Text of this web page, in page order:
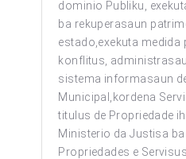
dominio Publiku,
ba rekuperasaun
estado,exekuta medida
konflitus,
sistema informasaun
Municipal,kordena
titulus de Propriedade
Ministerio da Justisa
Propriedades e